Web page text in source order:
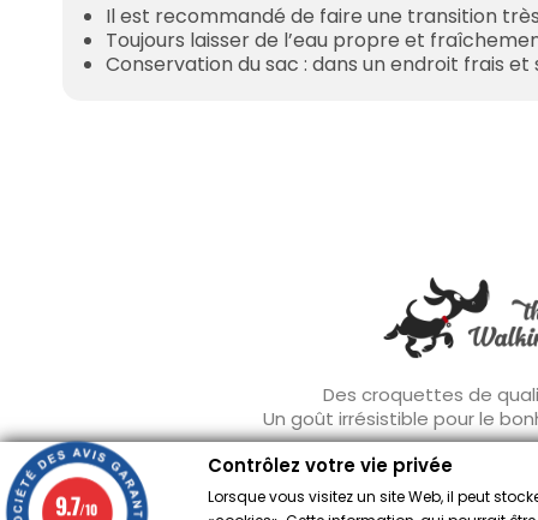
Il est recommandé de faire une transition
Toujours laisser de l’eau propre et
Conservation du sac : dans un endroit frais et
Des croquettes de
Un goût irrésistible pour le
Contrôlez votre vie privée
Lorsque vous visitez un site Web, il peut
9.7/10